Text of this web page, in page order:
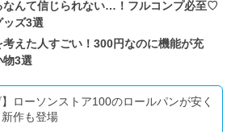
なんて信じられない…！フルコンプ必至♡
ッズ3選
えた人すごい！300円なのに機能が充
物3選
】ローソンストア100のロールパンが安く
作も登場